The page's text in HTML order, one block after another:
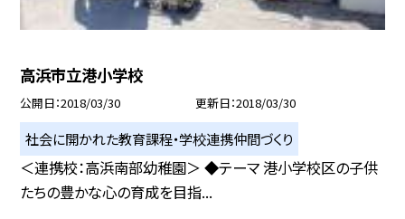
高浜市立港小学校
公開日 2018/03/30 更新日 2018/03/30
社会に開かれた教育課程・学校連携仲間づくり
＜連携校：高浜南部幼稚園＞ ◆テーマ 港小学校区の子供
たちの豊かな心の育成を目指...